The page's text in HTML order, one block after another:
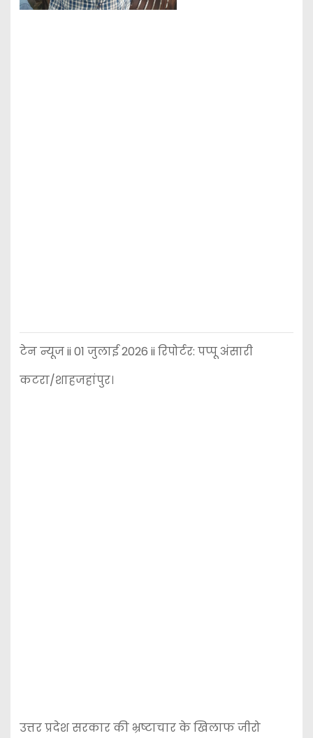
टेन न्यूज ii 01 जुलाई 2026 ii रिपोर्टर: पप्पू अंसारी
कटरा/शाहजहांपुर।
उत्तर प्रदेश सरकार की भ्रष्टाचार के खिलाफ जीरो